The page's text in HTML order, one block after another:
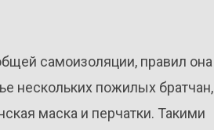
самоизоляции, правил она
нескольких пожилых братчан,
маска и перчатки. Такими